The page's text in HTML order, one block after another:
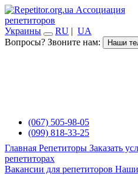
Ассоциация
репетиторов
Украины
RU | UA
Вопросы? Звоните нам:
Наши
(067) 505-98-05
(099) 818-33-25
Главная Репетиторы Заказать
репетиторах
Вакансии для репетиторов Наши